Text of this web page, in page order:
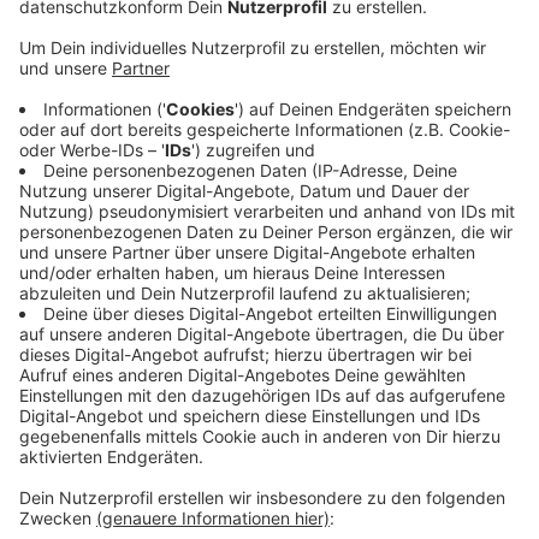
Versenden von Drogen an falsche Adressen
Methode, weil das Paket, wenn es nicht zugestellt
werden kann, meistens an den Absender
zurückgeht. Dealer aus dem Darknet, die ihre Ware
an Kunden verschicken, geben dann die eigentliche
Adresse als Absender an. Auch bei der RWTH sind
wohl schon solche Päckchen gelandet.
Am Donnerstag hat die Aachener Kripo im Rahmen
ihrer Ermittlungen zwei Niederländer im Alter von
59 und 50 Jahren verhaftet, die immer wieder
solche Pakete in Alsdorf aufgegeben haben. Bei
ihnen hat man auch vorbereitete Pakete mit
unterschiedlichsten Drogen gefunden.
Veröffentlicht:Freitag, 15.01.2021 17:17
Anzeige